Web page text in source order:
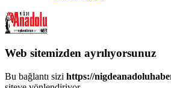
Web sitemizden ayrılıyorsunuz
Bu bağlantı sizi https://